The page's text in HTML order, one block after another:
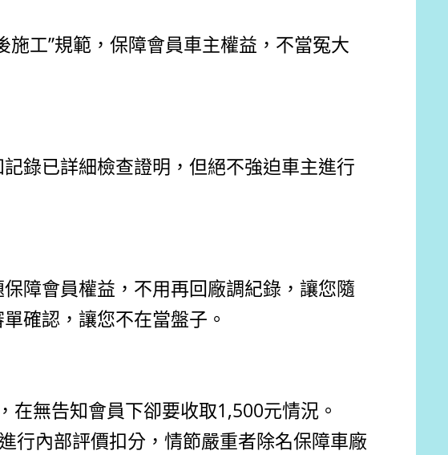
工”規範，保障會員車主權益，不當冤大
錄已詳細檢查證明，但絕不強迫車主進行
障會員權益，不用再回廠調紀錄，讓您隨
確認，讓您不在當盤子。
無告知會員下卻要收取1,500元情況。
行內部評價扣分，情節嚴重者除名保障車廠